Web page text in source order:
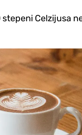
Celzijusa